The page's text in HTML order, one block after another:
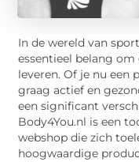
In de wereld van
essentieel belang
leveren. Of je nu een
graag actief en
een significant
Body4You.nl is een
webshop die zich
hoogwaardige